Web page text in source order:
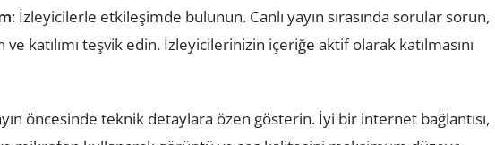
: İzleyicilerle etkileşimde bulunun. Canlı yayın sırasında sorular sorun,
ve katılımı teşvik edin. İzleyicilerinizin içeriğe aktif olarak katılmasını
öncesinde teknik detaylara özen gösterin. İyi bir internet bağlantısı,